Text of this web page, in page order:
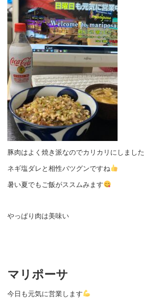
豚肉はよく焼き派なのでカリカリにしました
ネギ塩ダレと相性バツグンですね
暑い夏でもご飯がススムみます
やっぱり肉は美味い
マリポーサ
今日も元気に営業します